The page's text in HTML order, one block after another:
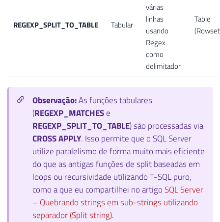
REGEXP_SPLIT_TO_TABLE Tabular
várias
linhas
usando
Regex
como
delimitador
Table
Observação:As funções tabulares
(REGEXP_MATCHESe
REGEXP_SPLIT_TO_TABLE) são processadas via
CROSS APPLY. Isso permite que o SQL Server
utilize paralelismo de forma muito mais eficiente
do que as antigas funções de split baseadas em
loops ou recursividade utilizando T-SQL puro,
como a que eu compartilhei no artigoSQL Server
– Quebrando strings em sub-strings utilizando
separador (Split string).